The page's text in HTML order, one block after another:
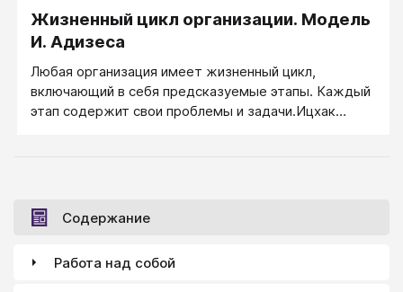
обходиться. Она облекает вас правом вернуть себе
власть над своим бизнесом, задавать правила,
настоящих результатов от тех, кто на вас работает.
Жизненный цикл организации. Модель
И. Адизеса
Любая организация имеет жизненный цикл,
включающий в себя предсказуемые этапы. Каждый
этап содержит свои проблемы и задачи.Ицхак
в нем достаточно долго.
Содержание
Работа над собой